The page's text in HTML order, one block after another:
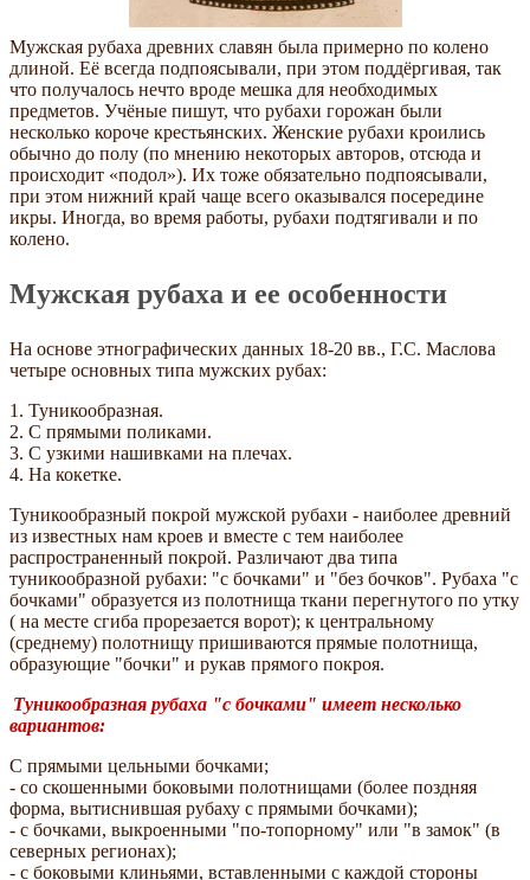
Мужская рубаха древних славян была примерно по колено
длиной. Её всегда подпоясывали, при этом поддёргивая, так
что получалось нечто вроде мешка для необходимых
предметов. Учёные пишут, что рубахи горожан были
несколько короче крестьянских. Женские рубахи кроились
обычно до полу (по мнению некоторых авторов, отсюда и
происходит «подол»). Их тоже обязательно подпоясывали,
при этом нижний край чаще всего оказывался посередине
икры. Иногда, во время работы, рубахи подтягивали и по
колено.
Мужская рубаха и ее особенности
На основе этнографических данных 18-20 вв., Г.С. Маслова
четыре основных типа мужских рубах:
1. Туникообразная.
2. С прямыми поликами.
3. С узкими нашивками на плечах.
4. На кокетке.
Туникообразный покрой мужской рубахи - наиболее древний
из известных нам кроев и вместе с тем наиболее
распространенный покрой. Различают два типа
туникообразной рубахи: "с бочками" и "без бочков". Рубаха "с
бочками" образуется из полотнища ткани перегнутого по утку
( на месте сгиба прорезается ворот); к центральному
(среднему) полотнищу пришиваются прямые полотнища,
образующие "бочки" и рукав прямого покроя.
Туникообразная рубаха "с бочками" имеет несколько
вариантов:
С прямыми цельными бочками;
- со скошенными боковыми полотнищами (более поздняя
форма, вытиснившая рубаху с прямыми бочками);
- с бочками, выкроенными "по-топорному" или "в замок" (в
северных регионах);
- с боковыми клиньями, вставленными с каждой стороны